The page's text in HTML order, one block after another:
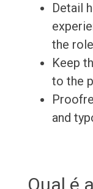
Detail
the role
Keep
to the
and
Qual é